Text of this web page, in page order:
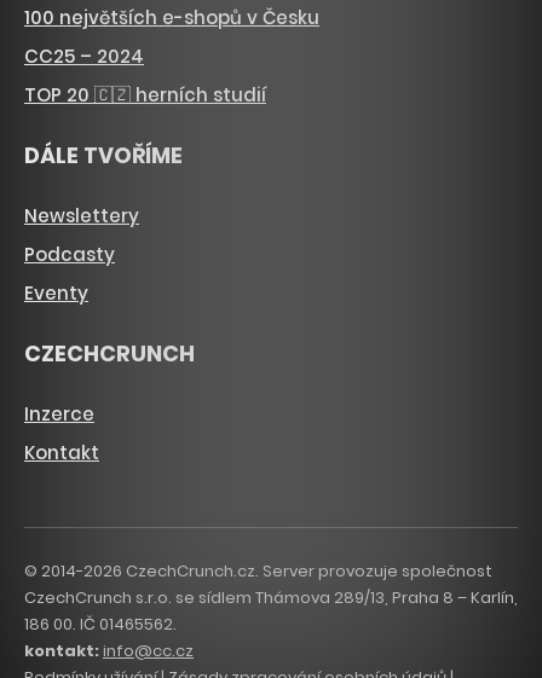
100 největších e-shopů v Česku
CC25 – 2024
TOP 20 🇨🇿 herních studií
DÁLE TVOŘÍME
Newslettery
Podcasty
Eventy
CZECHCRUNCH
Inzerce
Kontakt
© 2014-2026 CzechCrunch.cz. Server provozuje společnost
CzechCrunch s.r.o. se sídlem Thámova 289/13, Praha 8 – Karlín,
186 00. IČ 01465562.
kontakt:info@cc.cz